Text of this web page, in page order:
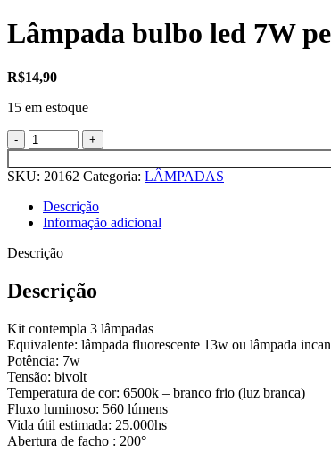
Lâmpada bulbo led 7W
R$14,90
15 em estoque
SKU: 20162 Categoria: LÂMPADAS
Descrição
Informação adicional
Descrição
Descrição
Kit contempla 3 lâmpadas
Equivalente: lâmpada fluorescente 13w ou lâmpada
Potência: 7w
Tensão: bivolt
Temperatura de cor: 6500k – branco frio (luz branca)
Fluxo luminoso: 560 lúmens
Vida útil estimada: 25.000hs
Abertura de facho : 200°